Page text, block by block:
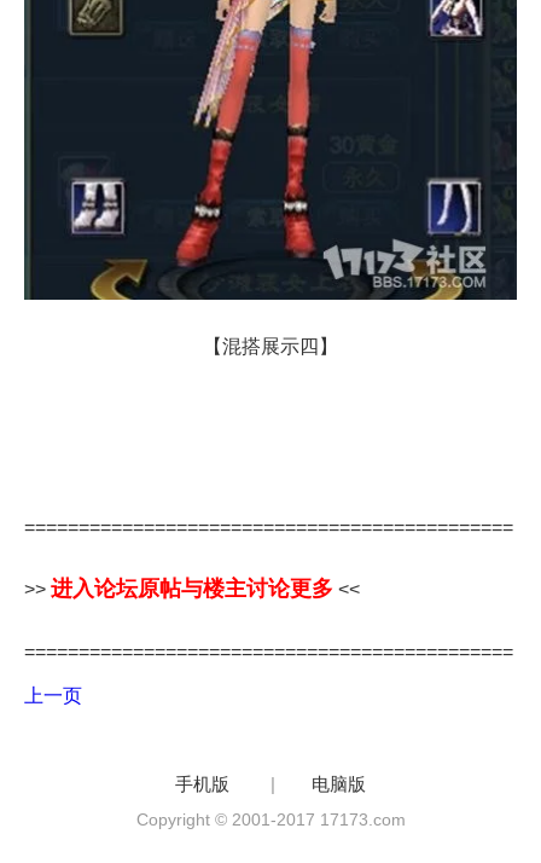
【混搭展示四】
=============================================
>> 进入论坛原帖与楼主讨论更多 <<
=============================================
上一页
手机版 | 电脑版
Copyright © 2001-2017 17173.com